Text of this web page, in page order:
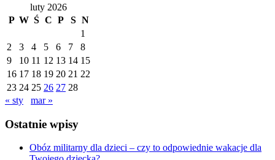
luty 2026
P W Ś C P S N
1
2
3 4 5 6 7
8
9
10 11 12 13 14 15
16 17 18 19 20 21 22
23 24 25 26 27 28
« sty
mar »
Ostatnie wpisy
Obóz militarny dla dzieci – czy to odpowiednie wakacje dla